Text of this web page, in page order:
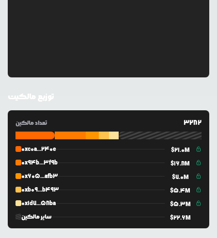
توزیع مالکیت
تعداد مالکین 3282
0xc0a...240e $21.0M
0x94b...3f9b
$16.8M
0x605...afb3
$7.0M
0xb09...b493
$5.4M
0x1d7...58ba
$5.3M
سایر مالکین
$22.6M